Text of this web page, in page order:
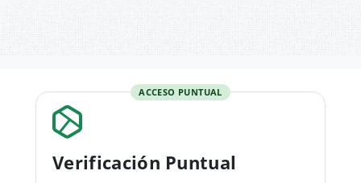
ACCESO PUNTUAL
Verificación Puntual